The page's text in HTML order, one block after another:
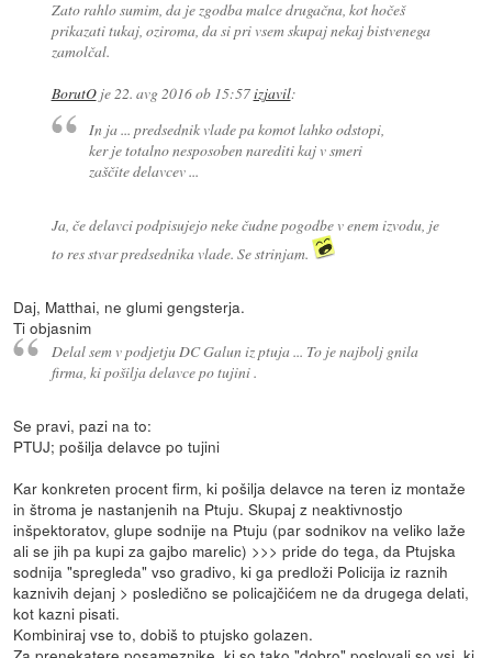
Zato rahlo sumim, da je zgodba malce drugačna, kot hočeš
prikazati tukaj, oziroma, da si pri vsem skupaj nekaj bistvenega
zamolčal.
BorutOje22. avg 2016 ob 15:57izjavil:
In ja ... predsednik vlade pa komot lahko odstopi,
ker je totalno nesposoben narediti kaj v smeri
zaščite delavcev ...
Ja, če delavci podpisujejo neke čudne pogodbe v enem izvodu, je
to res stvar predsednika vlade. Se strinjam.
Daj, Matthai, ne glumi gengsterja.
Ti objasnim
Delal sem v podjetju DC Galun iz ptuja ... To je najbolj gnila
firma, ki pošilja delavce po tujini .
Se pravi, pazi na to:
PTUJ; pošilja delavce po tujini
Kar konkreten procent firm, ki pošilja delavce na teren iz montaže
in štroma je nastanjenih na Ptuju. Skupaj z neaktivnostjo
inšpektoratov, glupe sodnije na Ptuju (par sodnikov na veliko laže
ali se jih pa kupi za gajbo marelic) >>> pride do tega, da Ptujska
sodnija "spregleda" vso gradivo, ki ga predloži Policija iz raznih
kaznivih dejanj > posledično se policajčićem ne da drugega delati,
kot kazni pisati.
Kombiniraj vse to, dobiš to ptujsko golazen.